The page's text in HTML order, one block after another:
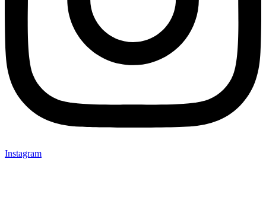
Instagram